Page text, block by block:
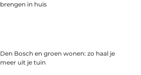
brengen in huis
Den Bosch en groen wonen: zo haal je
meer uit je tuin